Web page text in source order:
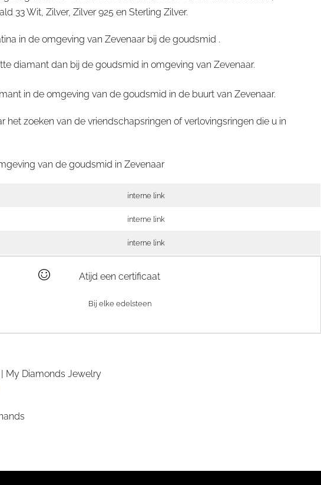
33 Wit, Zilver, Zilver 925 en Sterling Zilver.
in de omgeving van Zevenaar bij de goudsmid .
diamant dan bij de goudsmid in omgeving van Zevenaar.
in de omgeving van de goudsmid in de buurt van Zevenaar.
zoeken van de vriendschapsringen of verlovingsringen die u in
van de goudsmid in Zevenaar
interne link
interne link
interne link
Atijd een certificaat
Bij elke edelsteen